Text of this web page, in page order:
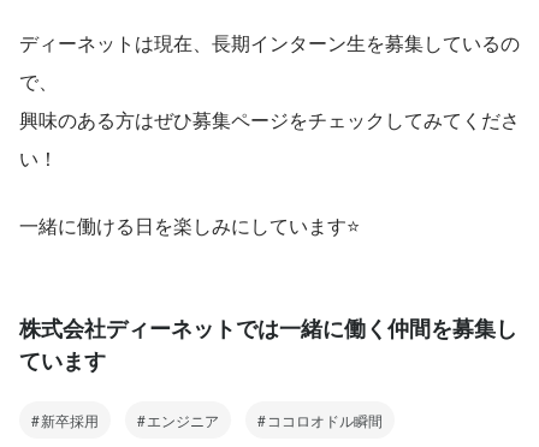
ディーネットは現在、長期インターン生を募集しているの
で、
興味のある方はぜひ募集ページをチェックしてみてくださ
い！
一緒に働ける日を楽しみにしています⭐
株式会社ディーネットでは一緒に働く仲間を募集し
ています
新卒採用 エンジニア ココロオドル瞬間